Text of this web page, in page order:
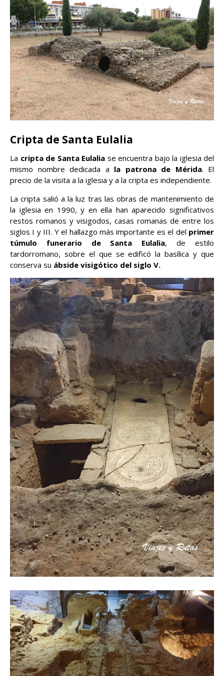
Cripta de Santa Eulalia
La cripta de Santa Eulalia se encuentra bajo la iglesia del
mismo nombre dedicada a la patrona de Mérida. El
precio de la visita a la iglesia y a la cripta es independiente.
La cripta salió a la luz tras las obras de mantenimiento de
la iglesia en 1990, y en ella han aparecido significativos
restos romanos y visigodos, casas romanas de entre los
siglos I y III. Y el hallazgo más importante es el del primer
túmulo funerario de Santa Eulalia, de estilo
tardorromano, sobre el que se edificó la basílica y que
conserva su ábside visigótico del siglo V.